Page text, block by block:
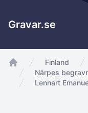
Gravar.se
app.Start
Finland
Närpes
Lennart